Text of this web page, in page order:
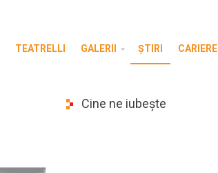
TEATRELLI GALERII ȘTIRI CARIERE
Cine ne iubește